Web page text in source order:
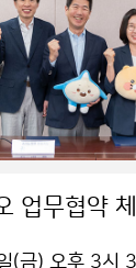
업무협약
(금) 오후 3시